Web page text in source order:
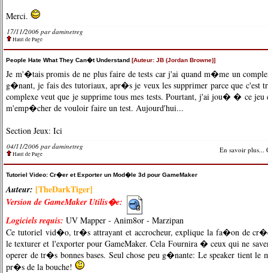
Merci.
17/11/2006 pardaminetreg
Haut de Page
People Hate What They Can�t Understand [Auteur: JB (Jordan Browne)]
Je m'�tais promis de ne plus faire de tests car j'ai quand m�me un
g�nant, je fais des tutoriaux, apr�s je veux les supprimer parce que c'est
complexe veut que je supprime tous mes tests. Pourtant, j'ai jou� � ce jeu
m'emp�cher de vouloir faire un test. Aujourd'hui...
Section Jeux: Ici
04/11/2006 pardaminetreg
Haut de Page En savoir plus...
Tutoriel Video: Cr�er et Exporter un Mod�le 3d pour GameMaker
Auteur: [TheDarkTiger]
Version de GameMaker Utilis�e:
Logiciels requis: UV Mapper - Anim8or - Marzipan
Ce tutoriel vid�o, tr�s attrayant et accrocheur, explique la fa�on de
le texturer et l'exporter pour GameMaker. Cela Fournira � ceux qui ne
operer de tr�s bonnes bases. Seul chose peu g�nante: Le speaker tient le
pr�s de la bouche!